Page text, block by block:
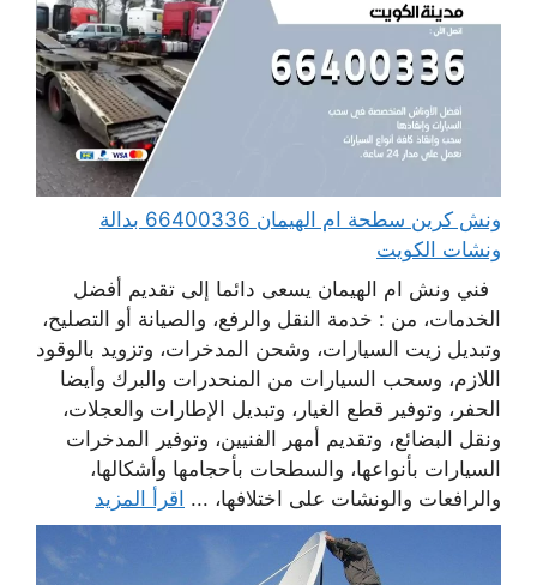
ونش كرين سطحة ام الهيمان 66400336 بدالة
ونشات الكويت
فني ونش ام الهيمان يسعى دائما إلى تقديم أفضل
الخدمات، من : خدمة النقل والرفع، والصيانة أو التصليح،
وتبديل زيت السيارات، وشحن المدخرات، وتزويد بالوقود
اللازم، وسحب السيارات من المنحدرات والبرك وأيضا
الحفر، وتوفير قطع الغيار، وتبديل الإطارات والعجلات،
ونقل البضائع، وتقديم أمهر الفنيين، وتوفير المدخرات
السيارات بأنواعها، والسطحات بأحجامها وأشكالها،
والرافعات والونشات على اختلافها، ... اقرأ المزيد